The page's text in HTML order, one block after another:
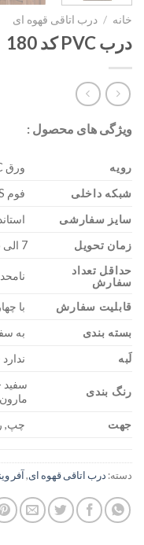
خانه / درب اتاقی قهوه ای
درب PVC کد 180
ویژگی های محصول :
رویه
ورق PVC (ضخامت 0/85)
شبکه داخلی
فوم XPS ( عایق سرما – گرما )
سایز سفارشی
استاندارد
زمان تحویل
7 الی 15 روز کاری
حداقل تعداد
سفارش
قابلیت سفارش
با
بسته بندی
به
لَبه
رنگ بندی
سفید
مارون
جهت
چپ,
دسته: درب اتاقی قهوه ای,آفر